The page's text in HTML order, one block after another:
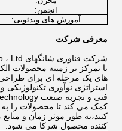
انجمن:
آموزش های ویدئویی:
معرفی شرکت
با تمرکز بر زمینه محصولات
های یک مرحله ای برای
استراتژی نوآوری
کمک می کند تا محصولات را
کنند،به طور موثر زمان و
کننده محصول شرکا می شود.